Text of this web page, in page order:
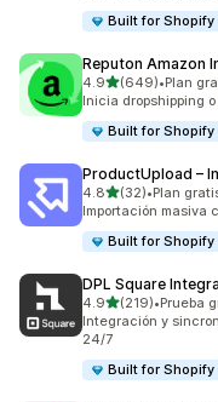
Built for Shopify
Reputon Amazon
4.9de 5 estrellas
(649)
649 reseñas en
•Plan
Inicia dropshipping
Built for Shopify
ProductUpload –
4.8de 5 estrellas
(32)
32 reseñas en total
•Plan
Importación masiva
Built for Shopify
DPL Square
4.9de 5 estrellas
(219)
219 reseñas en total
•Prueba
Integración y
24/7
Built for Shopify